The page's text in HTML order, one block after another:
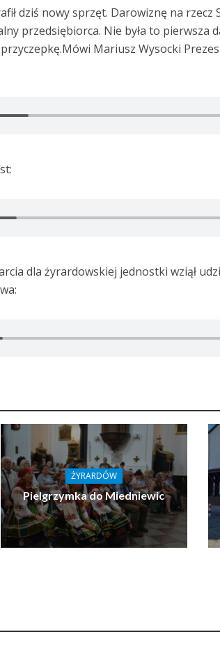
dziś nowy sprzęt. Darowiznę na
przedsiębiorca. Nie była to pierwsza
Mariusz Wysocki
dla żyrardowskiej jednostki wziął
ŻYRARDÓW
Pielgrzymka do Miedniewic